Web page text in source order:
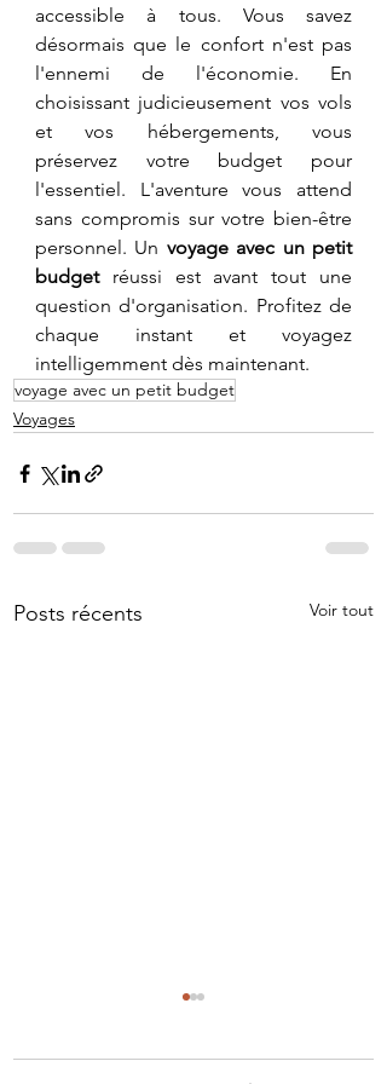
accessible à tous. Vous savez
désormais que le confort n'est pas
l'ennemi de l'économie. En
choisissant judicieusement vos vols
et vos hébergements, vous
préservez votre budget pour
l'essentiel. L'aventure vous attend
sans compromis sur votre bien-être
personnel. Un voyage avec un petit
budget réussi est avant tout une
question d'organisation. Profitez de
chaque instant et voyagez
intelligemment dès maintenant.
voyage avec un petit budget
Voyages
Posts récents Voir tout